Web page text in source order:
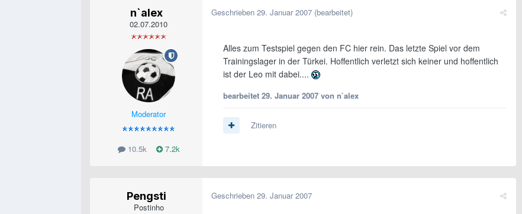
n`alex
02.07.2010
Moderator
10.5k 7.2k
Geschrieben 29. Januar 2007 (bearbeitet)
Alles zum Testspiel gegen den FC hier rein. Das letzte Spiel vor dem
Trainingslager in der Türkei. Hoffentlich verletzt sich keiner und hoffentlich
ist der Leo mit dabei....
bearbeitet 29. Januar 2007 von n`alex
Zitieren
Pengsti
Postinho
Geschrieben 29. Januar 2007